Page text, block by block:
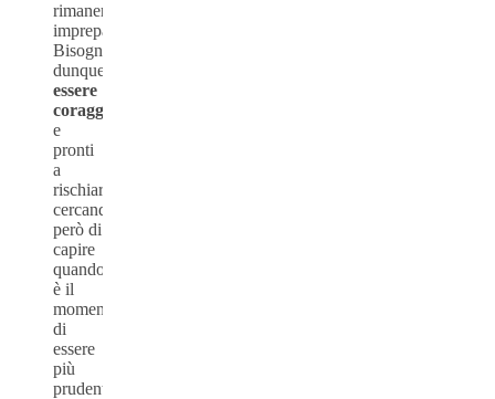
rimanere
impreparati.
Bisogna
dunque
essere
coraggiosi
e
pronti
a
rischiare
cercando
però di
capire
quando
è il
momento
di
essere
più
prudenti.